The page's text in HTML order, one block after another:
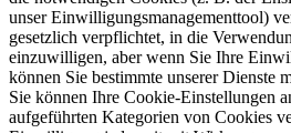
unser Einwilligungsmanagementtool)
gesetzlich verpflichtet, in die
einzuwilligen, aber wenn Sie Ihre
können Sie bestimmte unserer Dienste
Sie können Ihre Cookie-Einstellungen
aufgeführten Kategorien von Cookies